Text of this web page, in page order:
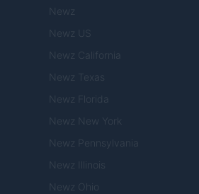
Newz
Newz US
Newz California
Newz Texas
Newz Florida
Newz New York
Newz Pennsylvania
Newz Illinois
Newz Ohio